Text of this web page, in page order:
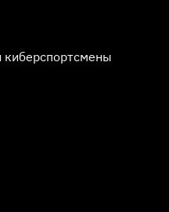
киберспортсмены